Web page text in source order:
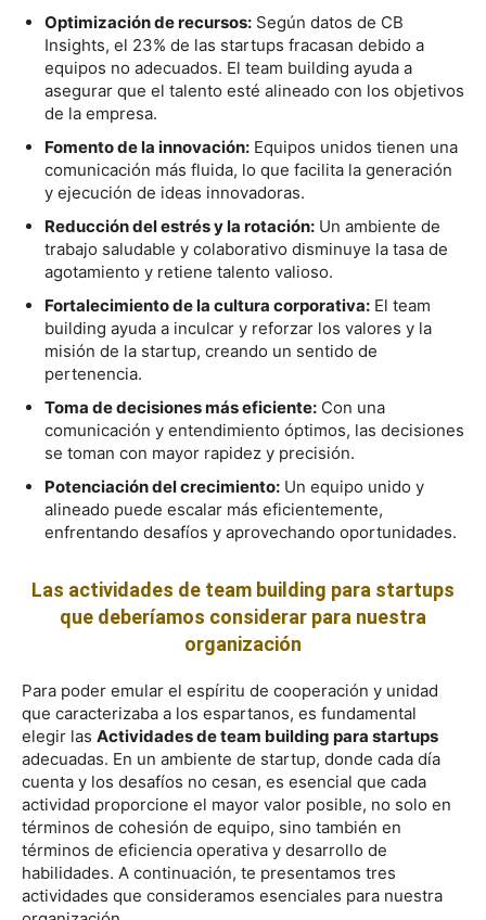
Optimización de recursos: Según datos de CB
Insights, el 23% de las startups fracasan debido a
equipos no adecuados. El team building ayuda a
asegurar que el talento esté alineado con los objetivos
de la empresa.
Fomento de la innovación: Equipos unidos tienen una
comunicación más fluida, lo que facilita la generación
y ejecución de ideas innovadoras.
Reducción del estrés y la rotación: Un ambiente de
trabajo saludable y colaborativo disminuye la tasa de
agotamiento y retiene talento valioso.
Fortalecimiento de la cultura corporativa: El team
building ayuda a inculcar y reforzar los valores y la
misión de la startup, creando un sentido de
pertenencia.
Toma de decisiones más eficiente: Con una
comunicación y entendimiento óptimos, las decisiones
se toman con mayor rapidez y precisión.
Potenciación del crecimiento: Un equipo unido y
alineado puede escalar más eficientemente,
enfrentando desafíos y aprovechando oportunidades.
Las actividades de team building para startups
que deberíamos considerar para nuestra
organización
Para poder emular el espíritu de cooperación y unidad
que caracterizaba a los espartanos, es fundamental
elegir las Actividades de team building para startups
adecuadas. En un ambiente de startup, donde cada día
cuenta y los desafíos no cesan, es esencial que cada
actividad proporcione el mayor valor posible, no solo en
términos de cohesión de equipo, sino también en
términos de eficiencia operativa y desarrollo de
habilidades. A continuación, te presentamos tres
actividades que consideramos esenciales para nuestra